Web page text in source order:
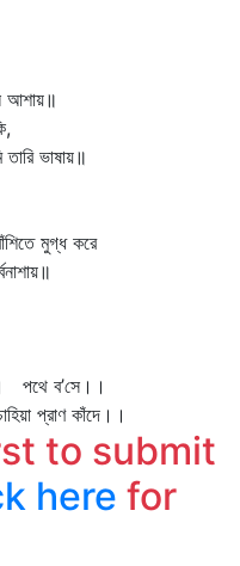
আশায়॥
মুগ্ধ করে
প্রাণ কাঁদে।।
to submit
here for